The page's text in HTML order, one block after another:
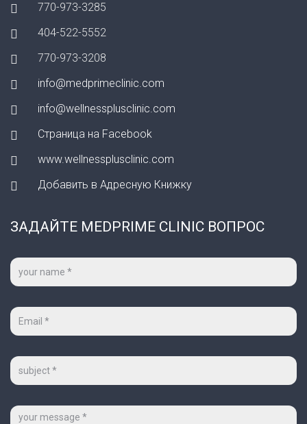
770-973-3285
404-522-5552
770-973-3208
info@medprimeclinic.com
info@wellnessplusclinic.com
Страница на Facebook
www.wellnessplusclinic.com
Добавить в Адресную Книжку
ЗАДАЙТЕ MEDPRIME CLINIC ВОПРОС
Ваше
имя
Ваш
mail
Тема
Сообщение